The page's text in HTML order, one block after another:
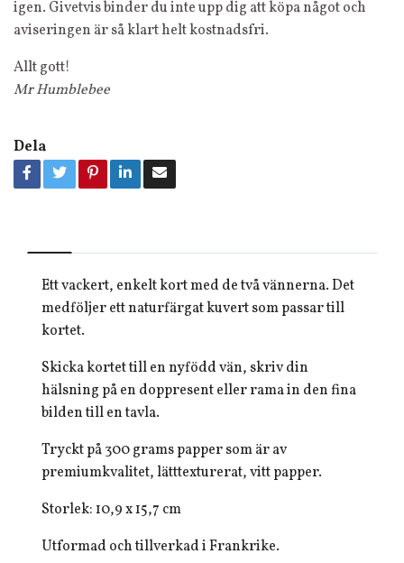
igen. Givetvis binder du inte upp dig att köpa något och
aviseringen är så klart helt kostnadsfri.
Allt gott!
Mr Humblebee
Dela
Ett vackert, enkelt kort med de två vännerna. Det
medföljer ett naturfärgat kuvert som passar till
kortet.
Skicka kortet till en nyfödd vän, skriv din
hälsning på en doppresent eller rama in den fina
bilden till en tavla.
Tryckt på 300 grams papper som är av
premiumkvalitet, lätttexturerat, vitt papper.
Storlek: 10,9 x 15,7 cm
Utformad och tillverkad i Frankrike.